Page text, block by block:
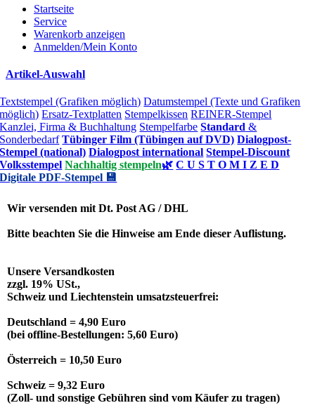
Startseite
Service
Warenkorb anzeigen
Anmelden/Mein Konto
Artikel-Auswahl
Textstempel (Grafiken möglich) Datumstempel (Texte und Grafiken
möglich) Ersatz-Textplatten Stempelkissen REINER-Stempel
Kanzlei, Firma & Buchhaltung Stempelfarbe Standard &
Sonderbedarf Tübinger Film (Tübingen auf DVD) Dialogpost-
Stempel (national) Dialogpost international Stempel-Discount
Volksstempel Nachhaltig stempeln🌿 C U S T O M I Z E D
Digitale PDF-Stempel 💾
Wir versenden mit Dt. Post AG / DHL
Bitte beachten Sie die Hinweise am Ende dieser Auflistung.
Unsere Versandkosten
zzgl. 19% USt.,
Schweiz und Liechtenstein umsatzsteuerfrei:
Deutschland = 4,90 Euro
(bei offline-Bestellungen: 5,60 Euro)
Österreich = 10,50 Euro
Schweiz = 9,32 Euro
(Zoll- und sonstige Gebühren sind vom Käufer zu tragen)